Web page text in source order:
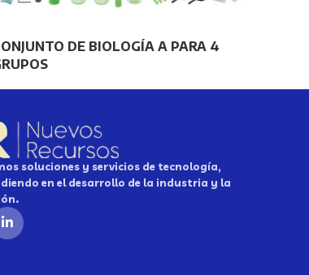
DE BIOLOGÍA A PARA 4
soluciones y servicios de tecnología,
en el desarrollo de la industria y la